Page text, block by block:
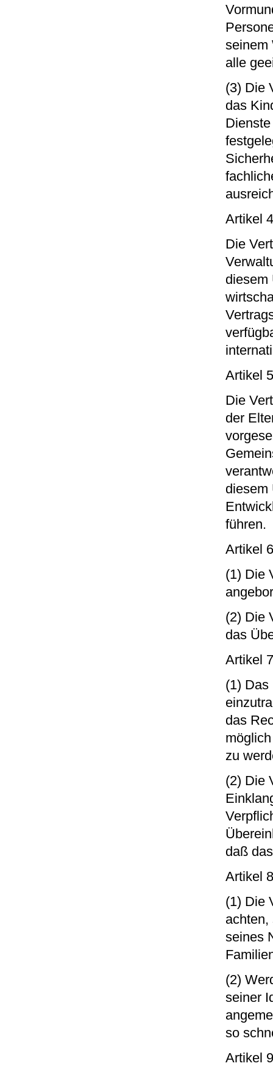
seinem
alle
(3) Die
das
Artikel
Die
diesem
Artikel
Die
der
diesem
führen.
Artikel
(1) Die
(2) Die
das
Artikel
(1) Das
das
zu
(2) Die
daß
Artikel
(1) Die
achten,
seines
(2)
seiner
so
Artikel